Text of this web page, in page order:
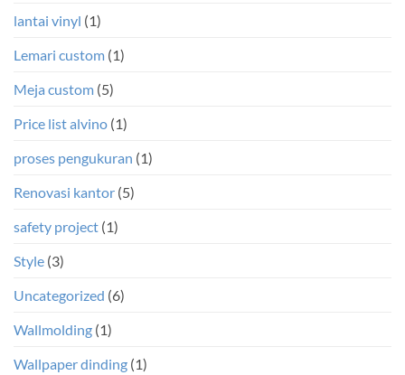
lantai vinyl (1)
Lemari custom (1)
Meja custom (5)
Price list alvino (1)
proses pengukuran (1)
Renovasi kantor (5)
safety project (1)
Style (3)
Uncategorized (6)
Wallmolding (1)
Wallpaper dinding (1)